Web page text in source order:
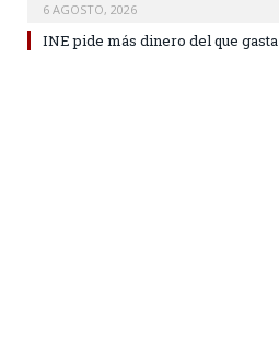
6 AGOSTO, 2026
INE pide más dinero del que gasta